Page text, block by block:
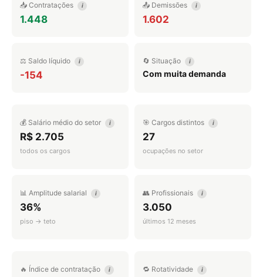
📥 Contratações i
1.448
📤 Demissões i
1.602
⚖️ Saldo líquido i
-154
🔄 Situação i
Com muita demanda
💰 Salário médio do setor i
R$ 2.705
todos os cargos
🎯 Cargos distintos i
27
ocupações no setor
📊 Amplitude salarial i
36%
piso → teto
👥 Profissionais i
3.050
últimos 12 meses
🔥 Índice de contratação i 🔁 Rotatividade i